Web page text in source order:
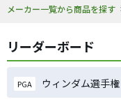
メーカー一覧から商品を探す
リーダーボード
PGA ウィンダム選手